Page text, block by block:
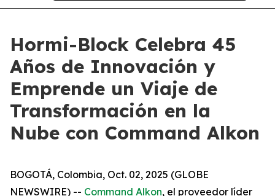
Hormi-Block Celebra 45
Años de Innovación y
Emprende un Viaje de
Transformación en la
Nube con Command Alkon
BOGOTÁ, Colombia, Oct. 02, 2025 (GLOBE
NEWSWIRE) -- Command Alkon, el proveedor líder